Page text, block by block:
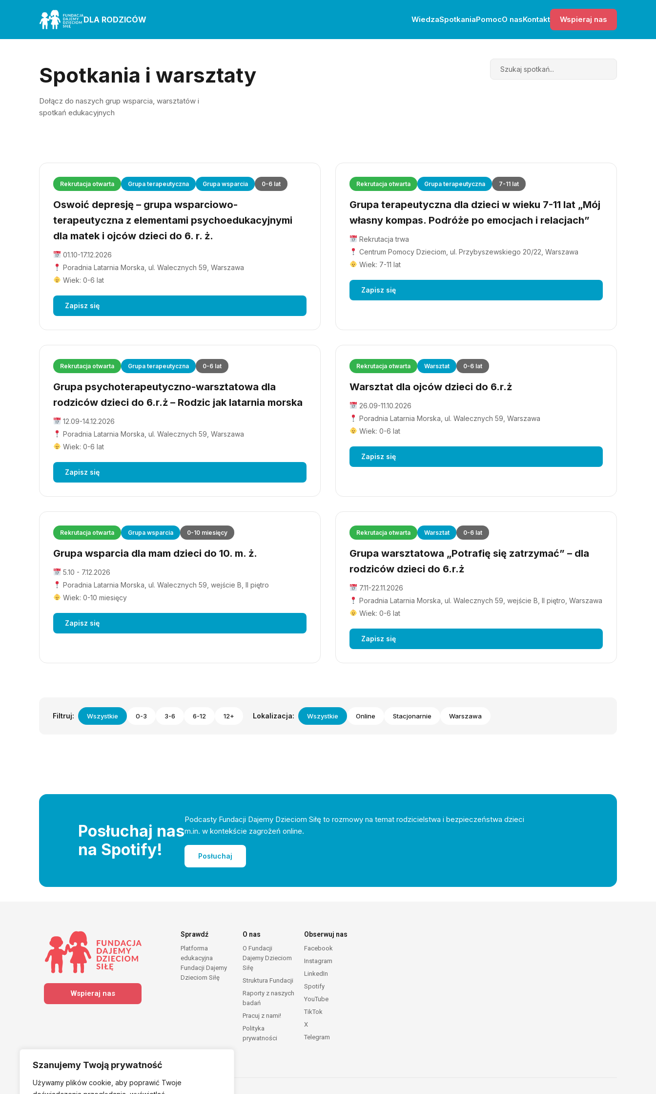
Szanujemy Twoją prywatność
Używamy plików cookie, aby poprawić Twoje
DLA RODZICÓW WiedzaSpotkaniaPomocO nasKontakt Wspieraj nas
Spotkania i warsztaty
Dołącz do naszych grup wsparcia, warsztatów i
spotkań edukacyjnych
Search
Rekrutacja otwarta Grupa terapeutyczna Grupa wsparcia 0-6 lat
Oswoić depresję – grupa wsparciowo-
terapeutyczna z elementami psychoedukacyjnymi
dla matek i ojców dzieci do 6. r. ż.
01.10-17.12.2026
Poradnia Latarnia Morska, ul. Walecznych 59, Warszawa
Wiek: 0-6 lat
Zapisz się
Rekrutacja otwarta Grupa terapeutyczna 7-11 lat
Grupa terapeutyczna dla dzieci w wieku 7-11 lat „Mój
własny kompas. Podróże po emocjach i relacjach”
Rekrutacja trwa
Centrum Pomocy Dzieciom, ul. Przybyszewskiego 20/22, Warszawa
Wiek: 7-11 lat
Zapisz się
Rekrutacja otwarta Grupa terapeutyczna 0-6 lat
Grupa psychoterapeutyczno-warsztatowa dla
rodziców dzieci do 6.r.ż – Rodzic jak latarnia morska
12.09-14.12.2026
Poradnia Latarnia Morska, ul. Walecznych 59, Warszawa
Wiek: 0-6 lat
Zapisz się
Rekrutacja otwarta Warsztat 0-6 lat
Warsztat dla ojców dzieci do 6.r.ż
26.09-11.10.2026
Poradnia Latarnia Morska, ul. Walecznych 59, Warszawa
Wiek: 0-6 lat
Zapisz się
Rekrutacja otwarta Grupa wsparcia 0-10 miesięcy
Grupa wsparcia dla mam dzieci do 10. m. ż.
5.10 - 7.12.2026
Poradnia Latarnia Morska, ul. Walecznych 59, wejście B, II piętro
Wiek: 0-10 miesięcy
Zapisz się
Rekrutacja otwarta Warsztat 0-6 lat
Grupa warsztatowa „Potrafię się zatrzymać” – dla
rodziców dzieci do 6.r.ż
7.11-22.11.2026
Poradnia Latarnia Morska, ul. Walecznych 59, wejście B, II piętro, Warszawa
Wiek: 0-6 lat
Zapisz się
Filtruj: Wszystkie 0-3 3-6 6-12 12+ Lokalizacja: Wszystkie Online Stacjonarnie Warszawa
Posłuchaj nas
na Spotify!
Podcasty Fundacji Dajemy Dzieciom Siłę to rozmowy na temat rodzicielstwa i bezpieczeństwa dzieci
m.in. w kontekście zagrożeń online.
Posłuchaj
Wspieraj nas
Sprawdź
Platforma
edukacyjna
Fundacji Dajemy
Dzieciom Siłę
O nas
O Fundacji
Dajemy Dzieciom
Siłę
Struktura Fundacji
Raporty z naszych
badań
Pracuj z nami!
Polityka
prywatności
Obserwuj nas
Facebook
Instagram
LinkedIn
Spotify
YouTube
TikTok
X
Telegram
Należymy do